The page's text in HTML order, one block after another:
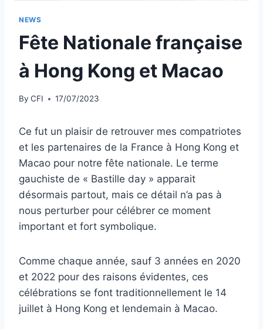
NEWS
Fête Nationale française
à Hong Kong et Macao
By CFI 17/07/2023
Ce fut un plaisir de retrouver mes compatriotes
et les partenaires de la France à Hong Kong et
Macao pour notre fête nationale. Le terme
gauchiste de « Bastille day » apparait
désormais partout, mais ce détail n’a pas à
nous perturber pour célébrer ce moment
important et fort symbolique.
Comme chaque année, sauf 3 années en 2020
et 2022 pour des raisons évidentes, ces
célébrations se font traditionnellement le 14
juillet à Hong Kong et lendemain à Macao.